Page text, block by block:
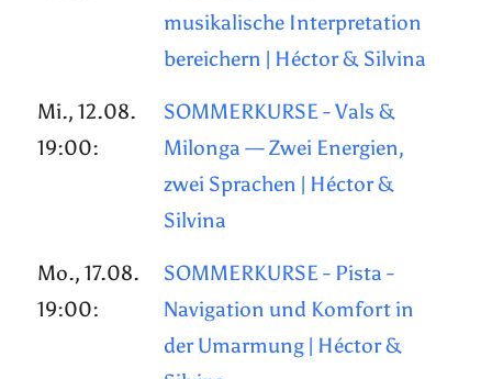
musikalische Interpretation
bereichern | Héctor & Silvina
Mi., 12.08.
19:00:
SOMMERKURSE - Vals &
Milonga — Zwei Energien,
zwei Sprachen | Héctor &
Silvina
Mo., 17.08.
19:00:
SOMMERKURSE - Pista -
Navigation und Komfort in
der Umarmung | Héctor &